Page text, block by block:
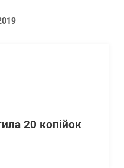
20 копійок